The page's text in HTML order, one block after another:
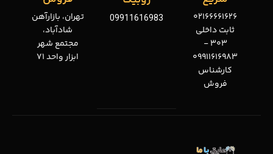
02166661626
ثابت داخلی
303 -
09911616983
کارشناس
فروش
09911616983
تهران، بازارآهن
شادآباد،
مجتمع شهر
ابزار واحد 71